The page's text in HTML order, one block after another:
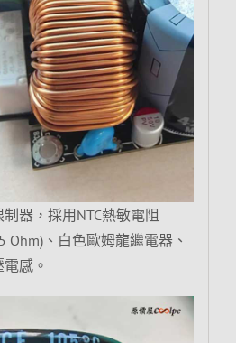
器，採用NTC熱敏電阻
Ohm)、白色歐姆龍繼電器、
感。